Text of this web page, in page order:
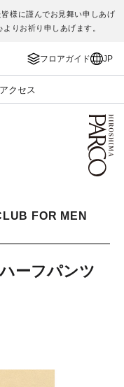
様に謹んでお見舞い申しあげ
りお祈り申しあげます。
フロアガイド JP
アクセス
FOR MEN
ーフパンツ